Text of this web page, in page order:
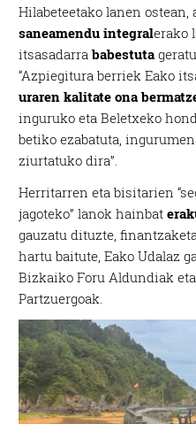
Hilabeteetako lanen
saneamendu integralerako
itsasadarrababestuta
“Azpiegitura berriek Eako
uraren kalitate ona
inguruko eta Beletxeko
betiko ezabatuta,
ziurtatuko dira”.
Herritarren eta bisitarien
jagoteko” lanok hainbat
gauzatu dituzte,
hartu baitute, Eako Udalaz
Bizkaiko Foru Aldundiak
Partzuergoak.